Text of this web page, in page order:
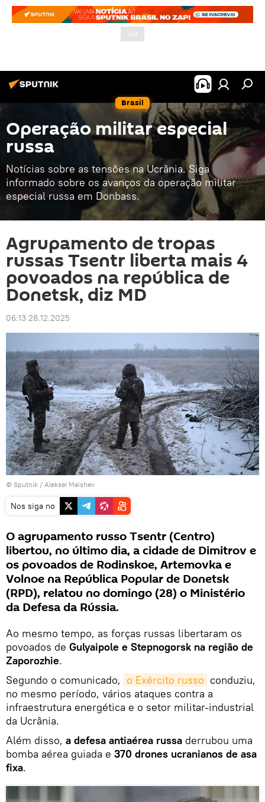
Brasil
Operação militar especial
russa
Notícias sobre as tensões na Ucrânia. Siga
informado sobre os avanços da operação militar
especial russa em Donbass.
Agrupamento de tropas
russas Tsentr liberta mais 4
povoados na república de
Donetsk, diz MD
06:13 28.12.2025
© Sputnik / Aleksei Maishev
Nos siga no
O agrupamento russo Tsentr (Centro)
libertou, no último dia, a cidade de Dimitrov e
os povoados de Rodinskoe, Artemovka e
Volnoe na República Popular de Donetsk
(RPD), relatou no domingo (28) o Ministério
da Defesa da Rússia.
Ao mesmo tempo, as forças russas libertaram os
povoados de Gulyaipole e Stepnogorsk na região de
Zaporozhie.
Segundo o comunicado, o Exército russo conduziu,
no mesmo período, vários ataques contra a
infraestrutura energética e o setor militar-industrial
da Ucrânia.
Além disso, a defesa antiaérea russa derrubou uma
bomba aérea guiada e 370 drones ucranianos de asa
fixa.